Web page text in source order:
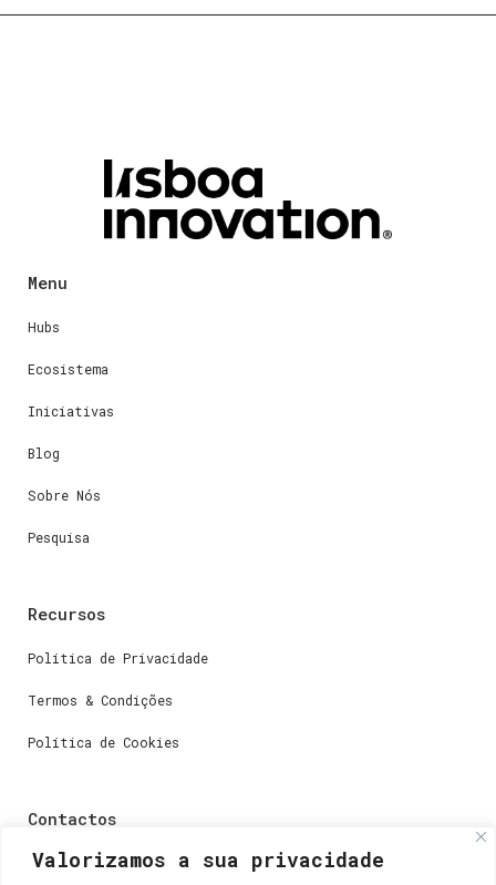
Valorizamos a sua privacidade
Menu
Hubs
Ecosistema
Iniciativas
Blog
Sobre Nós
Pesquisa
Recursos
Política de Privacidade
Termos & Condições
Política de Cookies
Contactos
Dúvidas ou perguntas envie-nos um e-mail para